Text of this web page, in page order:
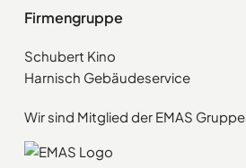
Firmengruppe
Schubert Kino
Harnisch Gebäudeservice
Wir sind Mitglied der EMAS Gruppe